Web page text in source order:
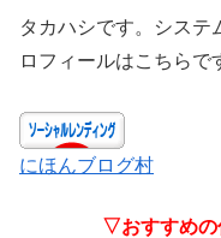
タカハシです。システ
ロフィールはこちらで
にほんブログ村
▽おすすめ